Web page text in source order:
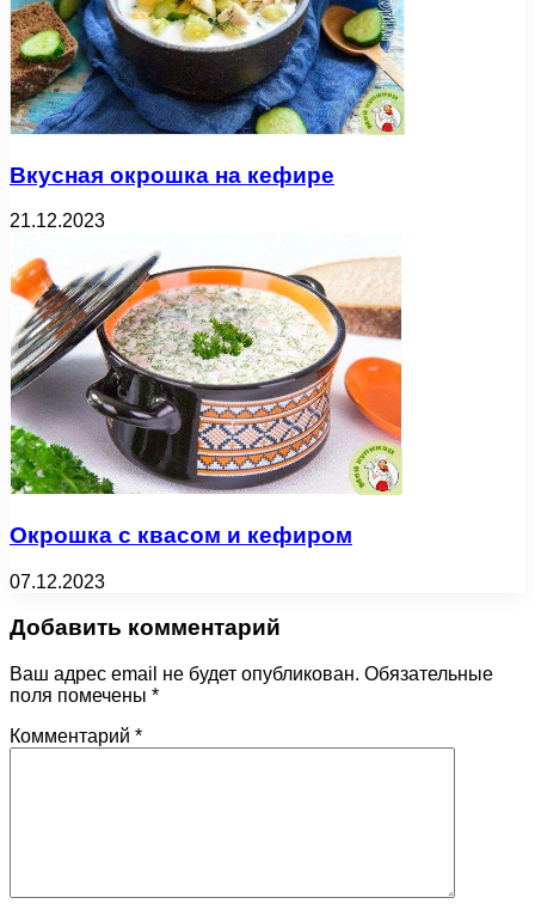
Вкусная окрошка на кефире
21.12.2023
Окрошка с квасом и кефиром
07.12.2023
Добавить комментарий
Ваш адрес email не будет опубликован. Обязательные
поля помечены *
Комментарий *